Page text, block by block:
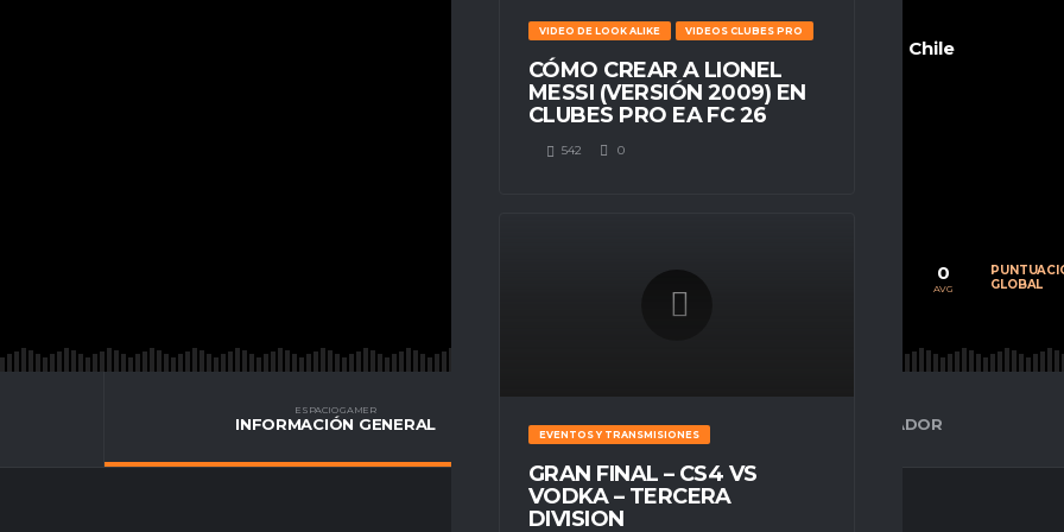
VIDEO DE LOOK ALIKE VIDEOS CLUBES PRO
CÓMO CREAR A LIONEL
MESSI (VERSIÓN 2009) EN
CLUBES PRO EA FC 26
542 0
EVENTOS Y TRANSMISIONES
GRAN FINAL – CS4 VS
VODKA – TERCERA
DIVISION
Chile
CALIFICACIÓN
0
AVG
GLOBAL
ESPACIO GAMER
INFORMACIÓN GENERAL ESTADÍSTICAS DEL JUGADOR